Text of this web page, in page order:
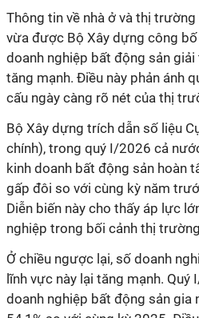
Thông tin về nhà ở và thị
vừa được Bộ Xây dựng công
doanh nghiệp bất động sản
tăng mạnh. Điều này phản ánh
cấu ngày càng rõ nét của thị
Bộ Xây dựng trích dẫn số liệu
chính), trong quý I/2026 cả
kinh doanh bất động sản hoàn
gấp đôi so với cùng kỳ năm
Diễn biến này cho thấy áp lực
nghiệp trong bối cảnh thị
Ở chiều ngược lại, số doanh
lĩnh vực này lại tăng mạnh.
doanh nghiệp bất động sản gia